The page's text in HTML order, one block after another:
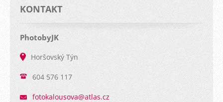
KONTAKT
PhotobyJK
Horšovský Týn
604 576 117
fotokalousova@atlas.cz